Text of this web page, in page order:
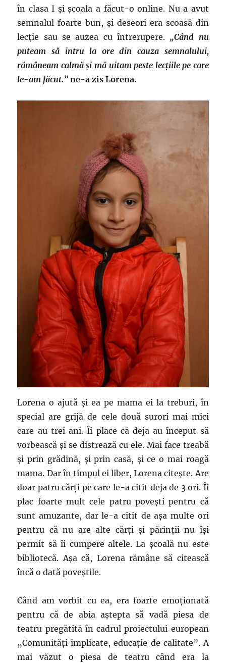
în clasa I și școala a făcut-o online. Nu a avut
semnalul foarte bun, și deseori era scoasă din
lecție sau se auzea cu întrerupere. „Când nu
puteam să intru la ore din cauza semnalului,
rămâneam calmă și mă uitam peste lecțiile pe care
le-am făcut.” ne-a zis Lorena.
Lorena o ajută și ea pe mama ei la treburi, în
special are grijă de cele două surori mai mici
care au trei ani. Îi place că deja au început să
vorbească și se distrează cu ele. Mai face treabă
și prin grădină, și prin casă, și ce o mai roagă
mama. Dar în timpul ei liber, Lorena citește. Are
doar patru cărți pe care le-a citit deja de 3 ori. Îi
plac foarte mult cele patru povești pentru că
sunt amuzante, dar le-a citit de așa multe ori
pentru că nu are alte cărți și părinții nu își
permit să îi cumpere altele. La școală nu este
bibliotecă. Așa că, Lorena rămâne să citească
încă o dată poveștile.
Când am vorbit cu ea, era foarte emoționată
pentru că de abia aștepta să vadă piesa de
teatru pregătită în cadrul proiectului european
„Comunități implicate, educație de calitate”. A
mai văzut o piesa de teatru când era la